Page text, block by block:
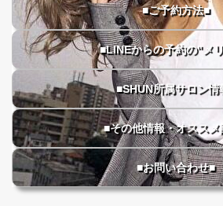
■ご予約方法■
■LINEからの予約の"メ
■SHUN所属サロン情
■その他情報・オススメ
■お問い合わせ■